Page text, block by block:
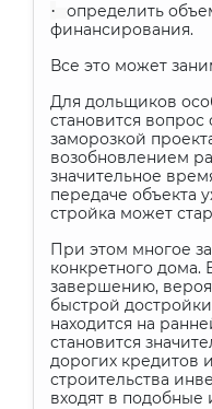
·
определить
финансирования.
Все это может
Для дольщиков
становится
заморозкой
возобновлением
значительное
передаче объекта
стройка может
При этом многое
конкретного дома.
завершению,
быстрой
находится на
становится
дорогих кредитов
строительства
входят в подобные